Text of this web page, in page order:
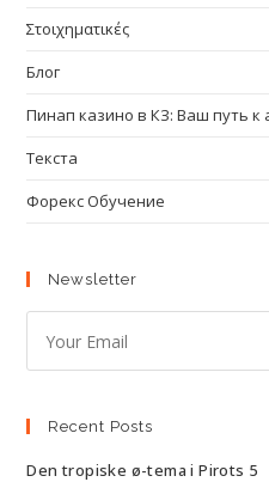
Στοιχηματικές
Блог
Пинап казино в КЗ: Ваш путь
Текста
Форекс Обучение
Newsletter
Recent Posts
Den tropiske ø-tema i Pirots 5